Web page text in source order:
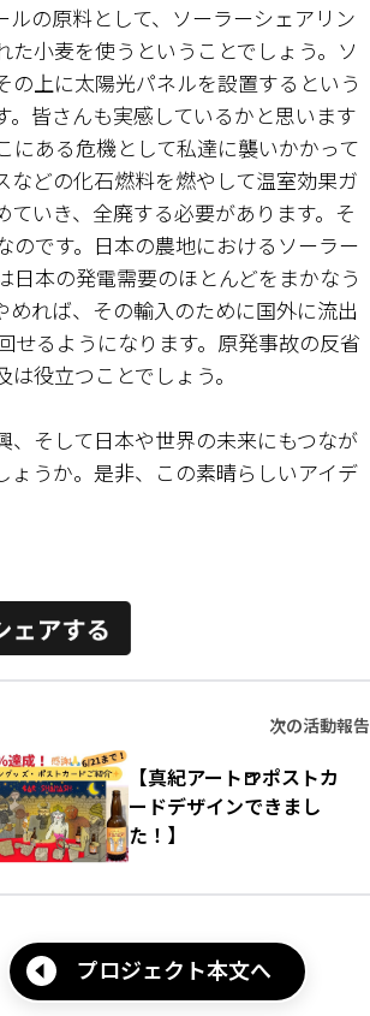
の原料として、ソーラーシェアリン
小麦を使うということでしょう。ソ
上に太陽光パネルを設置するという
皆さんも実感しているかと思います
ある危機として私達に襲いかかって
どの化石燃料を燃やして温室効果ガ
いき、全廃する必要があります。そ
です。日本の農地におけるソーラー
本の発電需要のほとんどをまかなう
れば、その輸入のために国外に流出
せるようになります。原発事故の反省
役立つことでしょう。
そして日本や世界の未来にもつなが
うか。是非、この素晴らしいアイデ
【真紀アート🍺ポストカ
ードデザインできまし
た！】
次の活動報告
プロジェクト本文へ